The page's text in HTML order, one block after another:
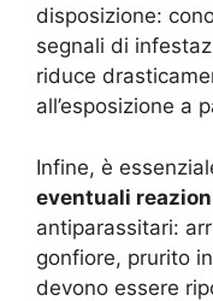
disposizione:
segnali di
riduce
all’esposizione a
Infine, è
eventuali
antiparassitari:
gonfiore, prurito
devono essere